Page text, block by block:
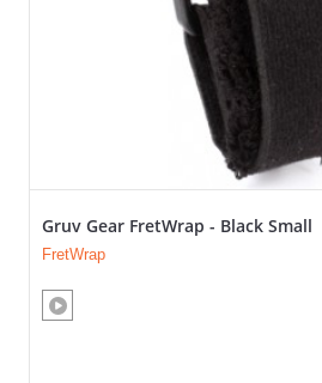
Gruv Gear FretWrap - Black Small
FretWrap